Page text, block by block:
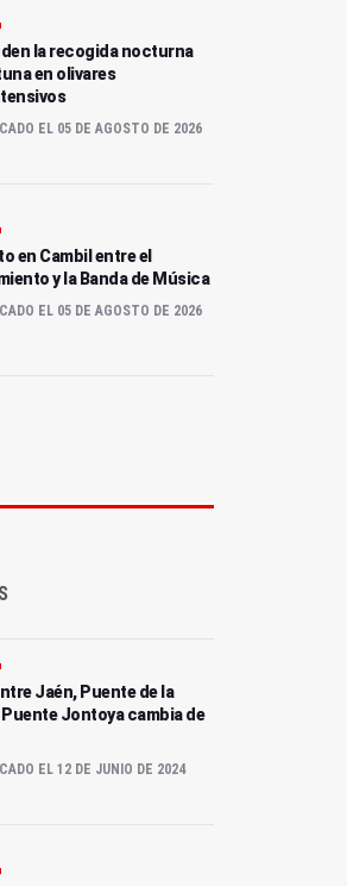
la recogida nocturna
en olivares
EL 05 DE AGOSTO DE 2026
en Cambil entre el
y la Banda de Música
EL 05 DE AGOSTO DE 2026
Jaén, Puente de la
Puente Jontoya cambia de
EL 12 DE JUNIO DE 2024